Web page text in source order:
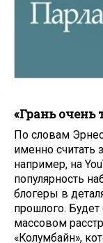
«Грань очень
По словам
именно считать
например, на
популярность
блогеры в
прошлого. Будет
массовом
«Колумбайн»,